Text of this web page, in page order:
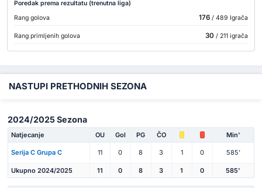
Poredak prema rezultatu (trenutna liga)
Rang golova
176/ 489 Igrača
Rang primljenih golova 30 / 211 igrača
NASTUPI PRETHODNIH SEZONA
2024/2025 Sezona
Natjecanje OU Gol PG ČO Min'
Serija C Grupa C 11 0 8 3 1 0 585'
Ukupno 2024/2025 11 0 8 3 1 0 585'